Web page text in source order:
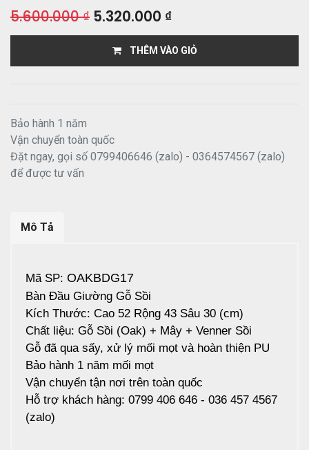
5.600.000₫ 5.320.000 ₫
THÊM VÀO GIỎ
Bảo hành 1 năm
Vận chuyển toàn quốc
Đặt ngay, gọi số 0799406646 (zalo) - 0364574567 (zalo)
để được tư vấn
Mô Tả
Mã SP: OAKBDG17
Bàn Đầu Giường Gỗ Sồi
Kích Thước: Cao 52 Rộng 43 Sâu 30 (cm)
Chất liệu: Gỗ Sồi (Oak) + Mây + Venner Sồi
Gỗ đã qua sấy, xử lý mối mọt và hoàn thiện PU
Bảo hành 1 năm mối mọt
Vận chuyển tận nơi trên toàn quốc
Hỗ trợ khách hàng: 0799 406 646 - 036 457 4567
(zalo)